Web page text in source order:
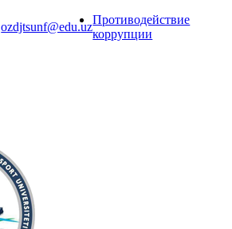
ozdjtsunf@edu.uz
Противодействие
коррупции